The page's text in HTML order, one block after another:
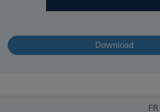
Download
FR